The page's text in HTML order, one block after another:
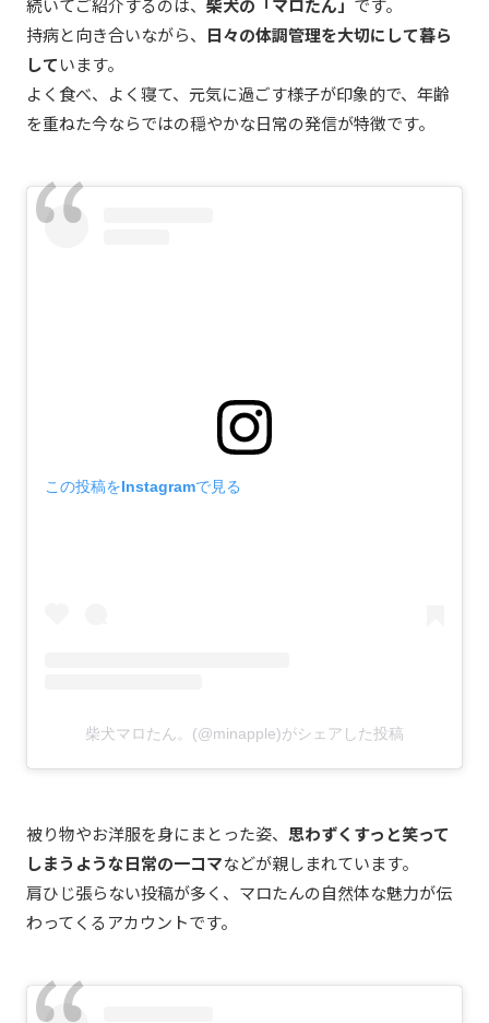
続いてご紹介するのは、 柴犬の「マロたん」 です。
持病と向き合いながら、 日々の体調管理を大切にして暮ら
しています。
よく食べ、よく寝て、元気に過ごす様子が印象的で、年齢
を重ねた今ならではの穏やかな日常の発信が特徴です。
この投稿をInstagramで見る
柴犬マロたん。(@minapple)がシェアした投稿
被り物やお洋服を身にまとった姿、 思わずくすっと笑って
しまうような日常の一コマなどが親しまれています。
肩ひじ張らない投稿が多く、マロたんの自然体な魅力が伝
わってくるアカウントです。